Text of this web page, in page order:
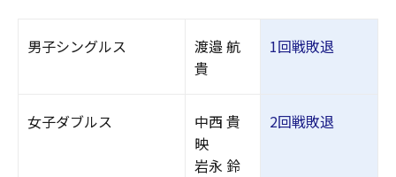
男子シングルス
渡邉 航
貴
1回戦敗退
女子ダブルス
中西 貴
映
岩永 鈴
2回戦敗退